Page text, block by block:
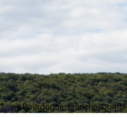
/ Bourgogne-Franche-Comté